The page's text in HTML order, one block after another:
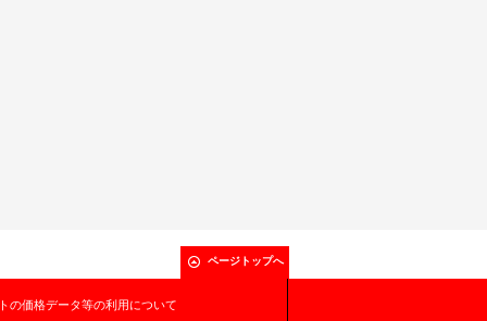
ページトップへ
の価格データ等の利用について